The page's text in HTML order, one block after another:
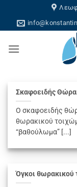
content
Σκαφοειδής
Ο σκαφοειδής
θωρακικού
“βαθούλωμα” [...]
Όγκοι θωρακικού